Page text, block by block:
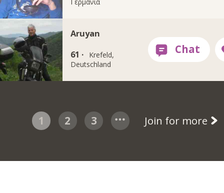
Aruyan
61 ·
Krefeld,
Deutschland
1 2 3 Join for more